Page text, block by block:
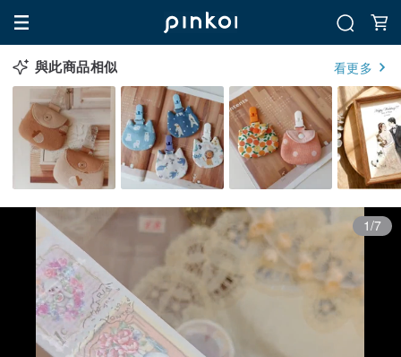
與此商品相似 看更多
1/7